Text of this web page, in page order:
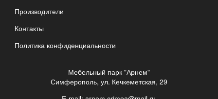
Производители
Контакты
Политика конфиденциальности
Мебельный парк "Арнем"
Симферополь, ул. Кечкеметская, 29